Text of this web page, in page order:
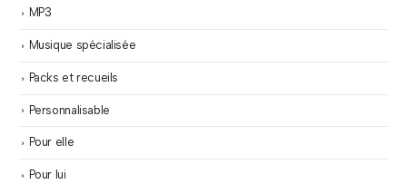
MP3
Musique spécialisée
Packs et recueils
Personnalisable
Pour elle
Pour lui